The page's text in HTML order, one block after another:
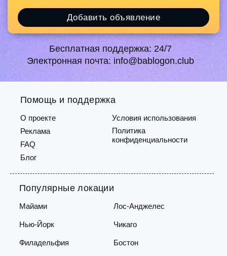
Добавить объявление
Бесплатная поддержка: 24/7
Электронная почта: info@bablogon.club
Популярные локации
Майами Лос-Анджелес
Нью-Йорк Чикаго
Филадельфия Бостон
Помощь и поддержка
О проекте
Реклама
FAQ
Блог
Условия использования
Политика
конфиденциальности